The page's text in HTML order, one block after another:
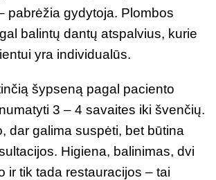
pabrėžia gydytoja. Plombos
balintų dantų atspalvius, kurie
yra individualūs.
šypseną pagal paciento
3 – 4 savaites iki švenčių.
dar galima suspėti, bet būtina
Higiena, balinimas, dvi
ir tik tada restauracijos – tai